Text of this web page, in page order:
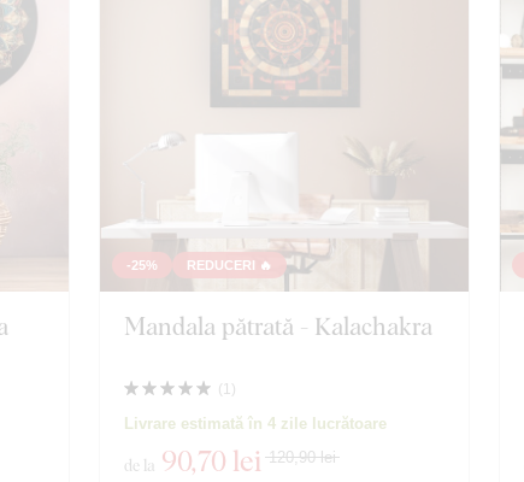
-25% REDUCERI 🔥
Mandala pătrată - Kalachakra
(1)
Livrare estimată în 4 zile lucrătoare
de la 90,70 lei 120,90 lei